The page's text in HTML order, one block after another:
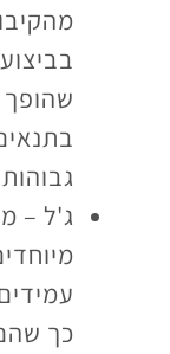
שהופך
ג'ל –
כך